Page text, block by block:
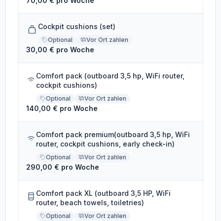
Cockpit cushions (set)
Optional Vor Ort zahlen
30,00 € pro Woche
Comfort pack (outboard 3,5 hp, WiFi router,
cockpit cushions)
Optional Vor Ort zahlen
140,00 € pro Woche
Comfort pack premium(outboard 3,5 hp, WiFi
router, cockpit cushions, early check-in)
Optional Vor Ort zahlen
290,00 € pro Woche
Comfort pack XL (outboard 3,5 HP, WiFi
router, beach towels, toiletries)
Optional Vor Ort zahlen